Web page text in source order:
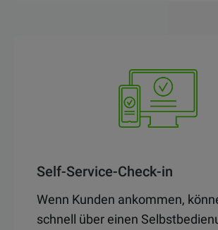
Self-Service-Check-in
Wenn Kunden ankommen,
schnell über einen